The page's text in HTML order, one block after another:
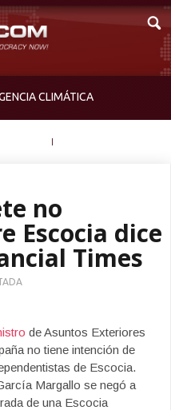
CLIMÁTICA
no
Escocia dice
Times
de Asuntos Exteriores
no tiene intención de
de Escocia.
Margallo se negó a
de una Escocia